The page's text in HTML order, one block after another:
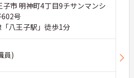
子市 明神町4丁目9チサンマンシ
号
「八王子駅」徒歩1分
員)